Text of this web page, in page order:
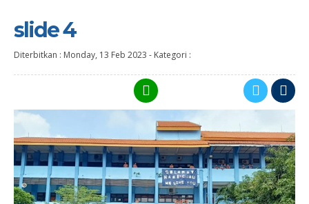
slide 4
Diterbitkan : Monday, 13 Feb 2023 - Kategori :